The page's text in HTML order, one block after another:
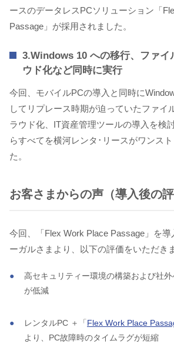
ースのデータレスPCソリューション「
Passage」が採用されました。
3.Windows 10 への移行、ファイ
ウド化など同時に実行
今回、モバイルPCの導入と同時に
してリプレース時期が迫っていたファイ
ラウド化、IT資産管理ツールの導入を検
らすべてを横河レンタ･リースがワンス
た。
お客さまからの声（導入後の評
今回、「Flex Work Place Passage」を導
ーガルさまより、以下の評価をいただき
高セキュリティー環境の構築および社
が低減
レンタルPC ＋「 Flex Work Place
より、PC故障時のタイムラグが短縮